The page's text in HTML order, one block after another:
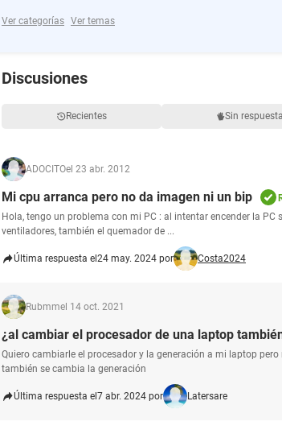
Ver categorías Ver temas
Discusiones
Recientes Sin respuesta
ADOCITOel 23 abr. 2012
Mi cpu arranca pero no da imagen ni un bip
Hola, tengo un problema con mi PC : al intentar encender la
ventiladores, también el quemador de ...
Última respuesta el 24 may. 2024 por Costa2024
Rubmmel 14 oct. 2021
¿al cambiar el procesador de una laptop
Quiero cambiarle el procesador y la generación a mi laptop
también se cambia la generación
Última respuesta el 7 abr. 2024 por Latersare